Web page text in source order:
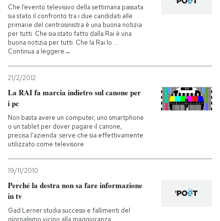
Entra
Che l’evento televisivo della settimana passata
sia stato il confronto tra i due candidati alle
primarie del centrosinistra è una buona notizia
per tutti. Che sia stato fatto dalla Rai è una
buona notizia per tutti. Che la Rai lo …
Continua a leggere→
21/2/2012
La RAI fa marcia indietro sul canone per
i pc
Non basta avere un computer, uno smartphone
o un tablet per dover pagare il canone,
precisa l'azienda: serve che sia effettivamente
utilizzato come televisore
19/11/2010
Perché la destra non sa fare informazione
in tv
Gad Lerner studia successi e fallimenti del
giornalismo vicino alla maggioranza